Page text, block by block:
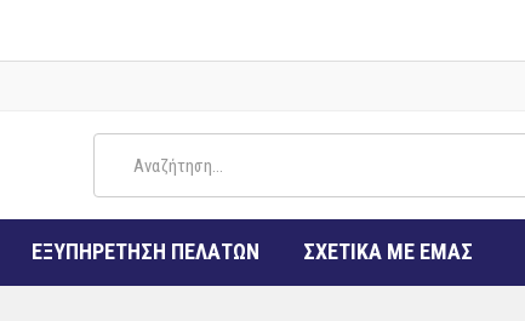
ΕΞΥΠΗΡΕΤΗΣΗ ΠΕΛΑΤΩΝ ΣΧΕΤΙΚΑ ΜΕ ΕΜΑΣ